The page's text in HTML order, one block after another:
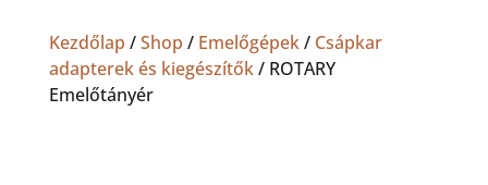
Kezdőlap /Shop / Emelőgépek/ Csápkar
adapterek és kiegészítők/ ROTARY
Emelőtányér